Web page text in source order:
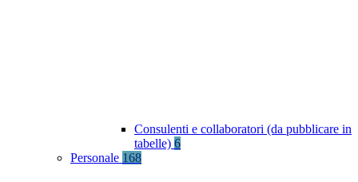
Consulenti e collaboratori (da pubblicare in
tabelle) 6
Personale 168